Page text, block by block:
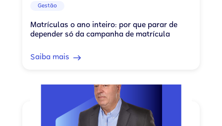
Gestão
Matrículas o ano inteiro: por que parar de
depender só da campanha de matrícula
Saiba mais